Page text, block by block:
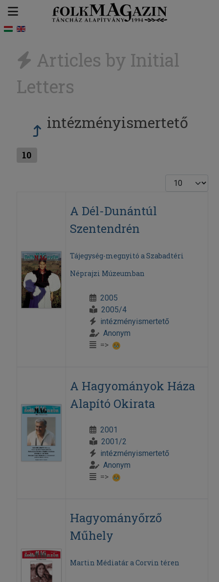
Articles by Initial
Letters
intézményismertető
10
Display #
A Dél-Dunántúl
Szentendrén
Tájegység-megnyitó a Szabadtéri
Néprajzi Múzeumban
2005
2005/4
intézményismertető
Anonym
=>
A Hagyományok Háza
Alapító Okirata
2001
2001/2
intézményismertető
Anonym
=>
Hagyományőrző
Műhely
Martin Médiatár a Corvin téren